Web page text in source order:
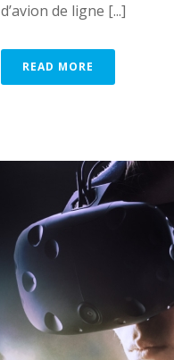
d’avion de ligne [...]
READ MORE